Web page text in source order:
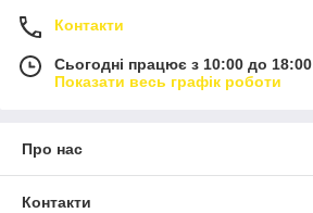
Контакти
Сьогодні працює з 10:00 до 18:00
Показати весь графік роботи
Про нас
Контакти